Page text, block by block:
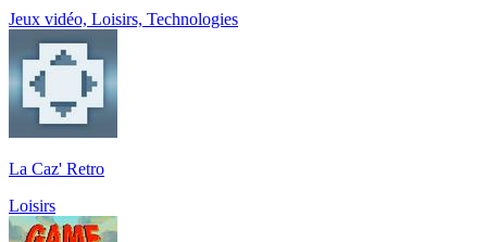
Jeux vidéo, Loisirs, Technologies
La Caz' Retro
Loisirs